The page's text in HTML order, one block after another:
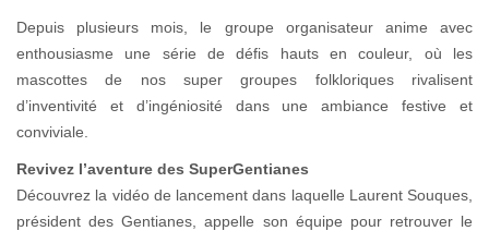
Depuis plusieurs mois, le groupe organisateur anime avec
enthousiasme une série de défis hauts en couleur, où les
mascottes de nos super groupes folkloriques rivalisent
d’inventivité et d’ingéniosité dans une ambiance festive et
conviviale.
Revivez l’aventure des SuperGentianes
Découvrez la vidéo de lancement dans laquelle Laurent Souques,
président des Gentianes, appelle son équipe pour retrouver le